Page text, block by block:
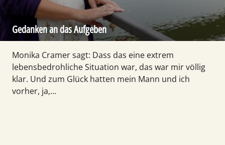
Gedanken an das Aufgeben
Monika Cramer sagt: Dass das eine extrem
lebensbedrohliche Situation war, das war mir völlig
klar. Und zum Glück hatten mein Mann und ich
vorher, ja,...